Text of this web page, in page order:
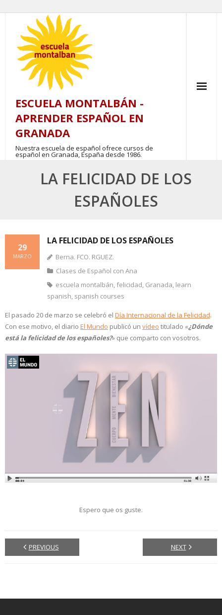
content
ESCUELA MONTALBÁN -
APRENDER ESPAÑOL EN
GRANADA
Nuestra escuela de español ofrece cursos de
español en Granada, España desde 1986.
LA FELICIDAD DE LOS
ESPAÑOLES
LA FELICIDAD DE LOS ESPAÑOLES
29
MARZO
Berna. FCO. RGUEZ.
Clases de Español con Ana
escuela montalbán,felicidad, Granada, learn
spanish, spanish courses
El pasado 20 de marzo se celebró el Día Internacional de la Felicidad.
Con ese motivo, el diario El Mundo publicó un vídeo titulado «¿Dónde
está la felicidad de los españoles?» que comparto con vosotros.
Espero que os guste.
PREVIOUS NEXT